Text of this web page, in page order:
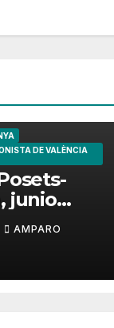
DE VALÈNCIA
junio
AMPARO